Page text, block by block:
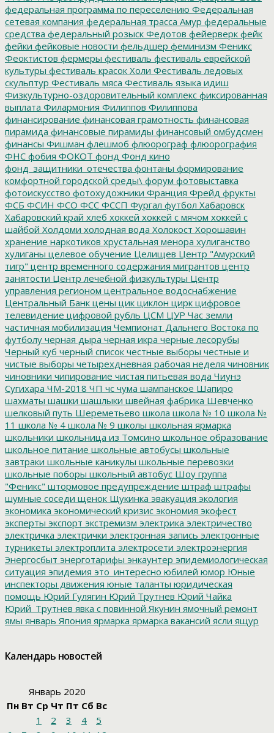
федеральная программа по переселению Федеральная
сетевая компания федеральная трасса Амур федеральные
средства федеральный розыск Федотов фейерверк фейк
фейки фейковые новости фельдшер феминизм Феникс
Феоктистов фермеры фестиваль фестиваль еврейской
культуры фестиваль красок Холи Фестиваль ледовых
скульптур Фестиваль мяса Фестиваль языка идиш
Физкультурно-оздоровительный комплекс фиксированная
выплата Филармония Филиппов Филиппова
финансирование финансовая грамотность финансовая
пирамида финансовые пирамиды финансовый омбудсмен
финансы Фишман флешмоб флюорограф флюорография
ФНС фобия ФОКОТ фонд Фонд кино
фонд_защитники_отечества фонтаны формирование
комфортной городской среды\ форум фотовыставка
фотоискусство фотохудожники Франция Фрейд фрукты
ФСБ ФСИН ФСО ФСС ФССП Фургал футбол Хабаровск
Хабаровский край хлеб хоккей хоккей с мячом хоккей с
шайбой Холдоми холодная вода Холокост Хорошавин
хранение наркотиков хрустальная менора хулиганство
хулиганы целевое обучение Целищев Центр "Амурский
тигр" центр временного содержания мигрантов центр
занятости Центр лечебной физкультуры Центр
управления регионом центральное водоснабжение
Центральный Банк цены цик циклон цирк цифровое
телевидение цифровой рубль ЦСМ ЦУР Час земли
частичная мобилизация Чемпионат Дальнего Востока по
футболу черная дыра черная икра черные лесорубы
Черный куб черный список честные выборы честные и
чистые выборы четырехдневная рабочая неделя чиновник
чиновники чипирование чистая питьевая вода Чиунэ
Сугихара ЧМ-2018 ЧП чс чума шампанское Шапиро
шахматы шашки шашлыки швейная фабрика Шевченко
шелковый путь Шереметьево школа школа № 10 школа №
11 школа № 4 школа № 9 школы школьная ярмарка
школьники школьница из Томсино школьное образование
школьное питание школьные автобусы школьные
завтраки школьные каникулы школьные перевозки
школьные поборы школьный автобус Шоу группа
"Феникс" штормовое предупреждение штраф штрафы
шумные соседи щенок Щукинка эвакуация экология
экономика экономический кризис экономия экофест
эксперты экспорт экстремизм электрика электричество
электричка электрички электронная запись электронные
турникеты электроплита электросети электроэнергия
Энергосбыт энерготарифы энкаунтер эпидемиологическая
ситуация эпидемия это_интересно юбилей юмор Юные
инспекторы движения юные таланты юридическая
помощь Юрий Гулягин Юрий Трутнев Юрий Чайка
Юрий_Трутнев явка с повинной Якунин ямочный ремонт
ямы январь Япония ярмарка ярмарка вакансий ясли ящур
Календарь новостей
Январь 2020
Пн Вт Ср Чт Пт Сб Вс
1
2 3 4
5